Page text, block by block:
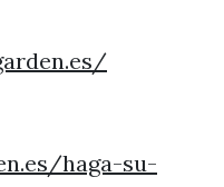
haga-su-